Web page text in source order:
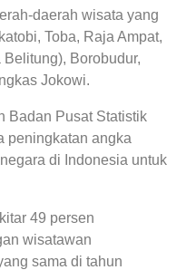
daerah wisata yang
Toba, Raja Ampat,
Borobudur,
Jokowi.
Badan Pusat Statistik
peningkatan angka
di Indonesia untuk
49 persen
wisatawan
sama di tahun